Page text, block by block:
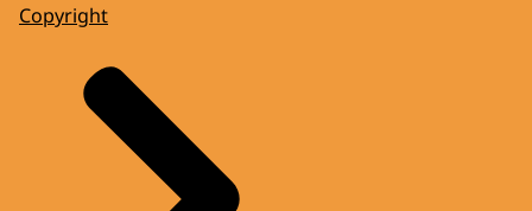
Copyright